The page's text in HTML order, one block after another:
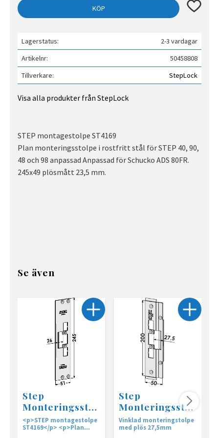
KÖP Lägg till
Lagerstatus
2-3 vardagar
Artikelnr
50458808
Tillverkare
StepLock
Visa alla produkter från StepLock
STEP montagestolpe ST4169
Plan monteringsstolpe i rostfritt stål för STEP 40, 90,
48 och 98 anpassad Anpassad för Schucko ADS 80FR.
245x49 plösmått 23,5 mm.
Se även
Step
Monteringsstol
pe ST4001-26
<p>STEP montagestolpe
ST4169</p> <p>Plan
Step
Monteringsstol
pe ST4086
Vinklad monteringstolpe
med plös 27,5mm